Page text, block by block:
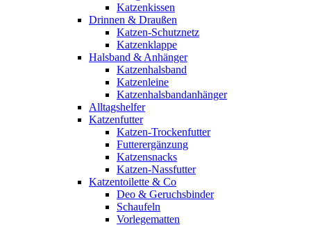
Katzenkissen
Drinnen & Draußen
Katzen-Schutznetz
Katzenklappe
Halsband & Anhänger
Katzenhalsband
Katzenleine
Katzenhalsbandanhänger
Alltagshelfer
Katzenfutter
Katzen-Trockenfutter
Futterergänzung
Katzensnacks
Katzen-Nassfutter
Katzentoilette & Co
Deo & Geruchsbinder
Schaufeln
Vorlegematten